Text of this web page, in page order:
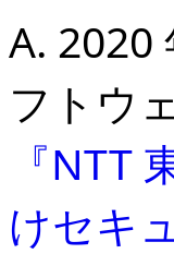
A. 2020
フトウ
『NTT
けセキ